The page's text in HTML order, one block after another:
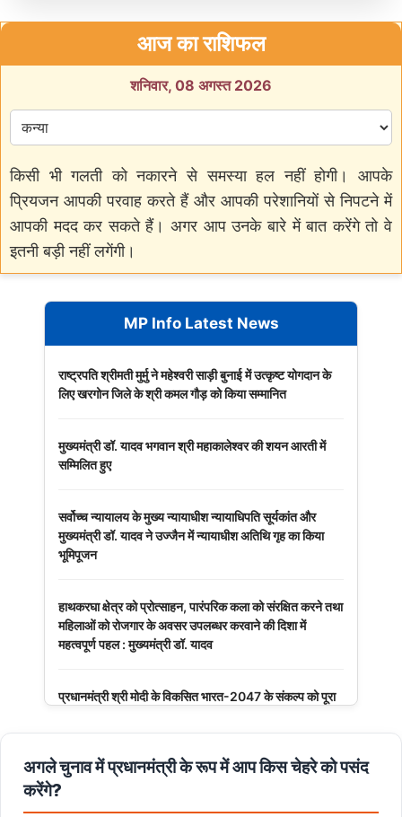
आज का राशिफल
शनिवार, 08 अगस्त 2026
किसी भी गलती को नकारने से समस्या हल नहीं होगी। आपके
प्रियजन आपकी परवाह करते हैं और आपकी परेशानियों से निपटने में
आपकी मदद कर सकते हैं। अगर आप उनके बारे में बात करेंगे तो वे
इतनी बड़ी नहीं लगेंगी।
MP Info Latest News
राष्ट्रपति श्रीमती मुर्मु ने महेश्वरी साड़ी बुनाई में उत्कृष्ट योगदान के
लिए खरगोन जिले के श्री कमल गौड़ को किया सम्मानित
मुख्यमंत्री डॉ. यादव भगवान श्री महाकालेश्‍वर की शयन आरती में
सम्मिलित हुए
सर्वोच्च न्यायालय के मुख्‍य न्‍यायाधीश न्यायाधिपति सूर्यकांत और
मुख्यमंत्री डॉ. यादव ने उज्जैन में न्यायाधीश अतिथि गृह का किया
भूमिपूजन
हाथकरघा क्षेत्र को प्रोत्साहन, पारंपरिक कला को संरक्षित करने तथा
महिलाओं को रोजगार के अवसर उपलब्धर करवाने की दिशा में
महत्वपूर्ण पहल : मुख्यमंत्री डॉ. यादव
प्रधानमंत्री श्री मोदी के विकसित भारत-2047 के संकल्प को पूरा
बंदियों की समय पूर्व रिहाई दूसरे बंदियों को भी अच्छे आचरण के लिए
करेगी प्रोत्साहित : मुख्यमंत्री डॉ. यादव
अगले चुनाव में प्रधानमंत्री के रूप में आप किस चेहरे को पसंद
करेंगे?